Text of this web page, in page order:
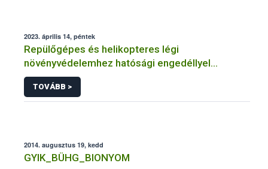
2023. április 14, péntek
Repülőgépes és helikopteres légi
növényvédelemhez hatósági engedéllyel
rendelkező szervezetek
TOVÁBB >
2014. augusztus 19, kedd
GYIK_BÜHG_BIONYOM